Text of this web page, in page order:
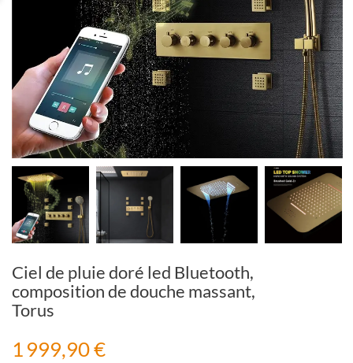
Ciel de pluie doré led Bluetooth,
composition de douche massant,
Torus
1 999,90 €